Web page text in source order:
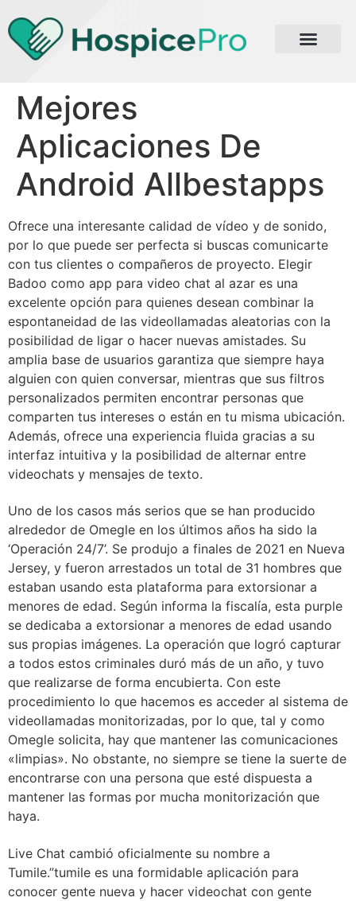
Mejores
Aplicaciones De
Android Allbestapps
Ofrece una interesante calidad de vídeo y de sonido,
por lo que puede ser perfecta si buscas comunicarte
con tus clientes o compañeros de proyecto. Elegir
Badoo como app para video chat al azar es una
excelente opción para quienes desean combinar la
espontaneidad de las videollamadas aleatorias con la
posibilidad de ligar o hacer nuevas amistades. Su
amplia base de usuarios garantiza que siempre haya
alguien con quien conversar, mientras que sus filtros
personalizados permiten encontrar personas que
comparten tus intereses o están en tu misma ubicación.
Además, ofrece una experiencia fluida gracias a su
interfaz intuitiva y la posibilidad de alternar entre
videochats y mensajes de texto.
Uno de los casos más serios que se han producido
alrededor de Omegle en los últimos años ha sido la
‘Operación 24/7’. Se produjo a finales de 2021 en Nueva
Jersey, y fueron arrestados un total de 31 hombres que
estaban usando esta plataforma para extorsionar a
menores de edad. Según informa la fiscalía, esta purple
se dedicaba a extorsionar a menores de edad usando
sus propias imágenes. La operación que logró capturar
a todos estos criminales duró más de un año, y tuvo
que realizarse de forma encubierta. Con este
procedimiento lo que hacemos es acceder al sistema de
videollamadas monitorizadas, por lo que, tal y como
Omegle solicita, hay que mantener las comunicaciones
«limpias». No obstante, no siempre se tiene la suerte de
encontrarse con una persona que esté dispuesta a
mantener las formas por mucha monitorización que
haya.
Live Chat cambió oficialmente su nombre a
Tumile.”tumile es una formidable aplicación para
conocer gente nueva y hacer videochat con gente